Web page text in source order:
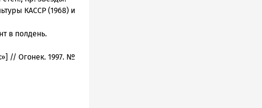
КАССР (1968) и
в полдень.
// Огонек. 1997. №